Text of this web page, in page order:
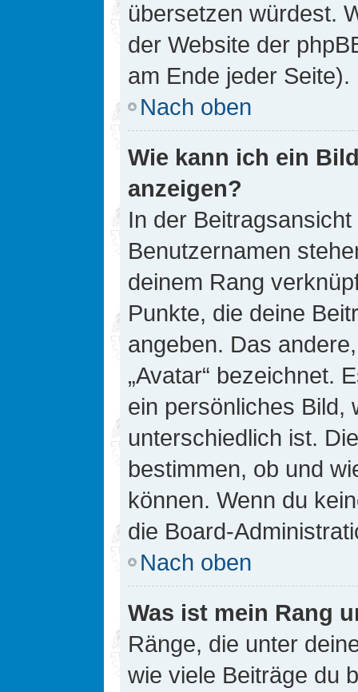
übersetzen würdest.
der Website der
am Ende jeder Seite).
Nach oben
Wie kann ich ein
anzeigen?
In der
Benutzernamen
deinem Rang
Punkte, die deine
angeben. Das
„Avatar“ bezeichnet.
ein persönliches Bild,
unterschiedlich ist.
bestimmen, ob und
können. Wenn du
die Board-
Nach oben
Was ist mein Rang
Ränge, die unter
wie viele Beiträge du